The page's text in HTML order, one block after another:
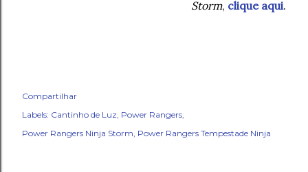
Storm, clique aqui.
Compartilhar
Labels: Cantinho de Luz Power Rangers
Power Rangers Ninja Storm Power Rangers Tempestade Ninja